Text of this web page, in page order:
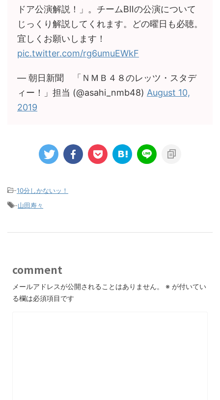
ドア公演解説！」。チームBⅡの公演について
じっくり解説してくれます。どの曜日も必聴。
宜しくお願いします！
pic.twitter.com/rg6umuEWkF
— 朝日新聞 「ＮＭＢ４８のレッツ・スタデ
ィー！」担当 (@asahi_nmb48) August 10,
2019
-10分しかないッ！
-山田寿々
comment
メールアドレスが公開されることはありません。 ※ が付いてい
る欄は必須項目です